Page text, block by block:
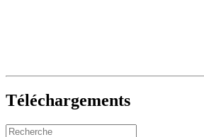
Téléchargements